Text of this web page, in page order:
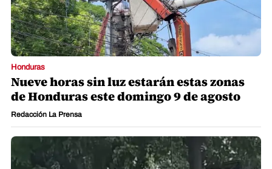
Honduras
Nueve horas sin luz estarán estas zonas
de Honduras este domingo 9 de agosto
Redacción La Prensa